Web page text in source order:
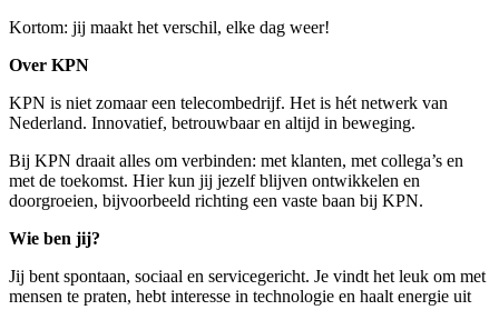
Kortom: jij maakt het verschil, elke dag weer!
Over KPN
KPN is niet zomaar een telecombedrijf. Het is hét netwerk van
Nederland. Innovatief, betrouwbaar en altijd in beweging.
Bij KPN draait alles om verbinden: met klanten, met collega’s en
met de toekomst. Hier kun jij jezelf blijven ontwikkelen en
doorgroeien, bijvoorbeeld richting een vaste baan bij KPN.
Wie ben jij?
Jij bent spontaan, sociaal en servicegericht. Je vindt het leuk om met
mensen te praten, hebt interesse in technologie en haalt energie uit